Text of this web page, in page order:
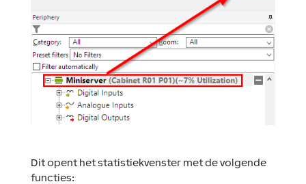
Dit opent het statistiekvenster met de volgende
functies: